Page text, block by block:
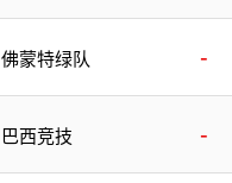
佛蒙特绿队 -
巴西竞技 -